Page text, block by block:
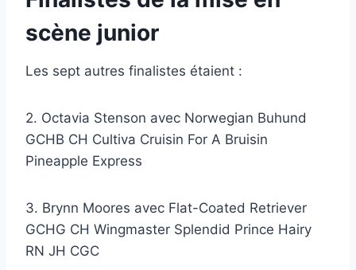
scène junior
Les sept autres finalistes étaient :
2. Octavia Stenson avec Norwegian Buhund
GCHB CH Cultiva Cruisin For A Bruisin
Pineapple Express
3. Brynn Moores avec Flat-Coated Retriever
GCHG CH Wingmaster Splendid Prince Hairy
RN JH CGC